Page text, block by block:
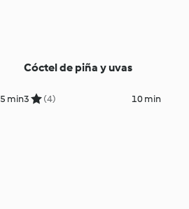
5 min
Cóctel de piña y uvas
3 (4) 10 min